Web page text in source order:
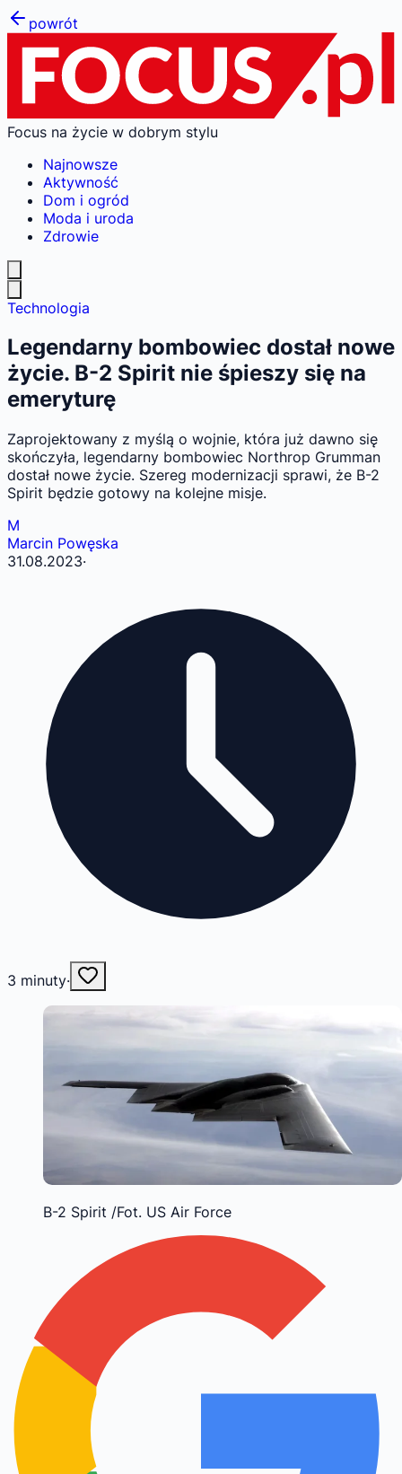
powrót
Focus na życie w dobrym stylu
Najnowsze
Aktywność
Dom i ogród
Moda i uroda
Zdrowie
Technologia
Legendarny bombowiec dostał nowe
życie. B-2 Spirit nie śpieszy się na
emeryturę
Zaprojektowany z myślą o wojnie, która już dawno się
skończyła, legendarny bombowiec Northrop Grumman
dostał nowe życie. Szereg modernizacji sprawi, że B-2
Spirit będzie gotowy na kolejne misje.
M
Marcin Powęska
31.08.2023·
3 minuty·
B-2 Spirit /Fot. US Air Force